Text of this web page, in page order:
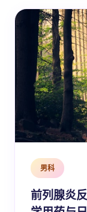
男科
前列腺炎